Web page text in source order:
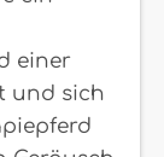
einer
und sich